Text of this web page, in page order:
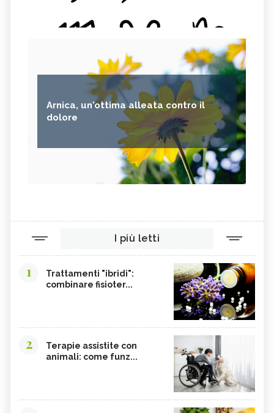
Arnica, un'ottima alleata contro il
dolore
I più letti
1
Trattamenti "ibridi":
combinare fisioter...
2
Terapie assistite con
animali: come funz...